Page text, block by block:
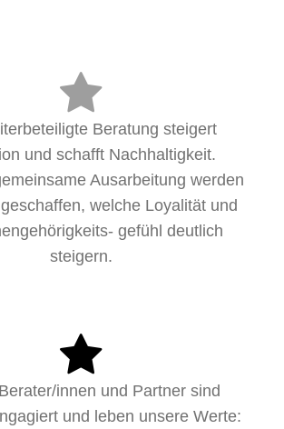
Beratung steigert
und schafft Nachhaltigkeit.
Ausarbeitung werden
welche Loyalität und
gefühl deutlich
steigern.
innen und Partner sind
und leben unsere Werte: